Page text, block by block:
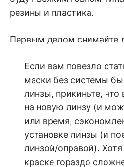
резины и пластика.
Первым делом снимайте
Если вам повезло
маски без системы
линзы, прикиньте,
на новую линзу (и
или время,
установке линзы (и
линзой/оправой).
краске гораздо